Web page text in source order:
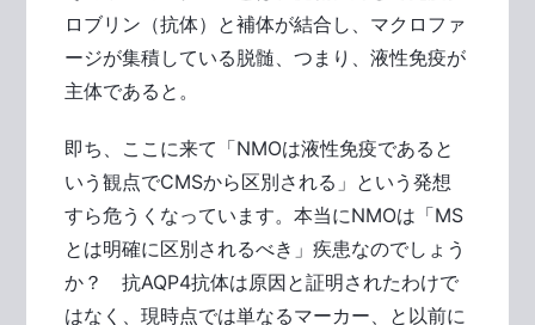
ロブリン（抗体）と補体が結合し、マクロファ
ージが集積している脱髄、つまり、液性免疫が
主体であると。
即ち、ここに来て「NMOは液性免疫であると
いう観点でCMSから区別される」という発想
すら危うくなっています。本当にNMOは「MS
とは明確に区別されるべき」疾患なのでしょう
か？ 抗AQP4抗体は原因と証明されたわけで
はなく、現時点では単なるマーカー、と以前に